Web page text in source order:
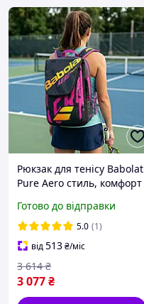
Рюкзак для тенісу Babolat
Pure Aero стиль, комфорт
тенісного спорядження
(чохол для 1-2 ракеток)
Готово до відправки
5.0 (1)
від513₴/міс
3 077₴
3 614 ₴